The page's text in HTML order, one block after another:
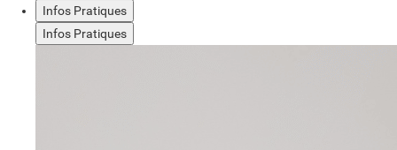
Infos Pratiques
Infos Pratiques